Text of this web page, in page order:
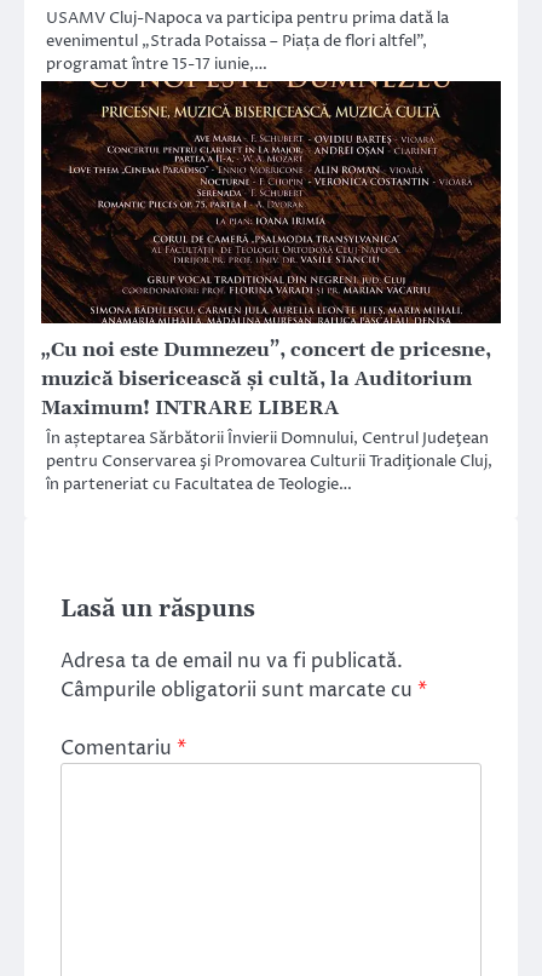
USAMV Cluj-Napoca va participa pentru prima dată la
evenimentul „Strada Potaissa – Piața de flori altfel”,
programat între 15-17 iunie,…
„Cu noi este Dumnezeu”, concert de pricesne,
muzică bisericească şi cultă, la Auditorium
Maximum! INTRARE LIBERA
În așteptarea Sărbătorii Învierii Domnului, Centrul Judeţean
pentru Conservarea şi Promovarea Culturii Tradiţionale Cluj,
în parteneriat cu Facultatea de Teologie…
Lasă un răspuns
Adresa ta de email nu va fi publicată.
Câmpurile obligatorii sunt marcate cu *
Comentariu *